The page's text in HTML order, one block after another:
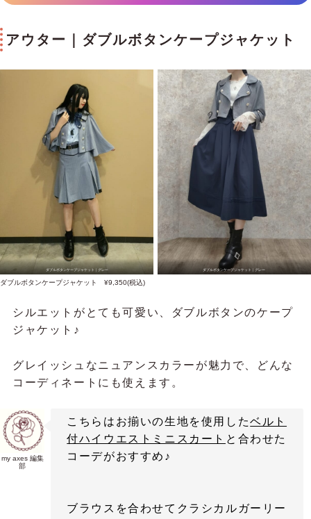
アウター｜ダブルボタンケープジャケット
ダブルボタンケープジャケット｜グレー ダブルボタンケープジャケット｜グレー
ダブルボタンケープジャケット ¥9,350(税込)
シルエットがとても可愛い、ダブルボタンのケープ
ジャケット♪
グレイッシュなニュアンスカラーが魅力で、どんな
コーディネートにも使えます。
my axes 編集
部
こちらはお揃いの生地を使用したベルト
付ハイウエストミニスカート と合わせた
コーデがおすすめ♪
ブラウスを合わせてクラシカルガーリー